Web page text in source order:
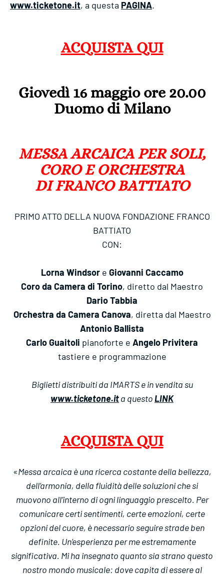
www.ticketone.it, a questa PAGINA.
ACQUISTA QUI
Giovedì 16 maggio ore 20.00
Duomo di Milano
MESSA ARCAICA PER SOLI,
CORO E ORCHESTRA
DIFRANCO BATTIATO
PRIMO ATTO DELLA NUOVA FONDAZIONE FRANCO
BATTIATO
CON:
Lorna Windsore Giovanni Caccamo
Coro da Camera di Torino, diretto dal Maestro
Dario Tabbia
Orchestra da Camera Canova, diretta dal Maestro
Antonio Ballista
Carlo Guaitoli pianoforte e Angelo Privitera
tastiere e programmazione
Biglietti distribuiti da IMARTS e in vendita su
www.ticketone.ita questoLINK
ACQUISTA QUI
«Messa arcaica è una ricerca costante della bellezza,
dell’armonia, della fluidità delle soluzioni che si
muovono all’interno di ogni linguaggio prescelto. Per
comunicare certi sentimenti, certe emozioni, certe
opzioni del cuore, è necessario seguire strade ben
definite. Un’esperienza per me estremamente
significativa. Mi ha insegnato quanto sia strano questo
nostro mondo musicale: dove capita di essere al